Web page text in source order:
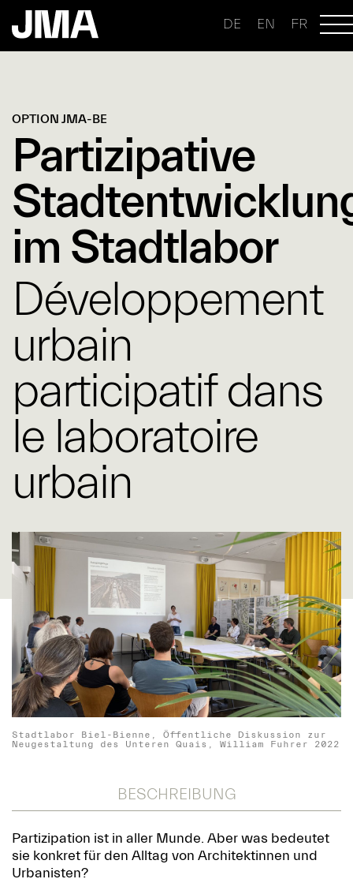
DE EN FR
OPTION JMA-BE
Partizipative
im Stadtlabor
Développement
urbain
participatif dans
le laboratoire
urbain
Stadtlabor Biel-Bienne, Öffentliche Diskussion zur
Neugestaltung des Unteren Quais, William Fuhrer 2022
BESCHREIBUNG
Partizipation ist in aller Munde. Aber was bedeutet
sie konkret für den Alltag von Architektinnen und
Urbanisten?